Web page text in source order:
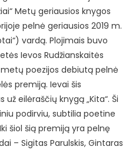
Metų geriausios knygos
pelnė geriausios 2019 m.
vardą. Plojimais buvo
Ievos Rudžianskaitės
metų poezijos debiutą pelnė
premiją. Ievai šis
eilėraščių knygą „Kita“. Ši
podirviu, subtilia poetine
šiol šią premiją yra pelnę
– Sigitas Parulskis, Gintaras